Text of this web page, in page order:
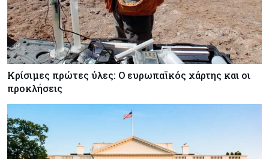
Κρίσιμες πρώτες ύλες: Ο ευρωπαϊκός χάρτης και οι
προκλήσεις